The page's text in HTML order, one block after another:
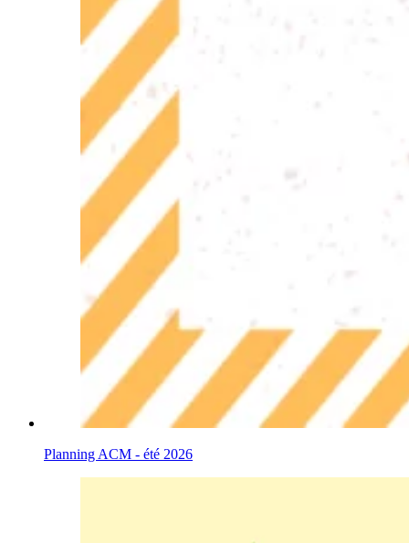
Planning ACM - été 2026